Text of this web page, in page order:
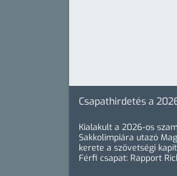
Csapathirdetés a
Kialakult a 2026-os
Sakkolimpiára utazó
kerete a szövetségi
Férfi csapat: Rapport